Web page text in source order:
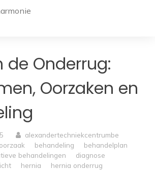
de Onderrug:
Oorzaken en
alexandertechniekcentrumbe
oorzaak behandeling
behandelplan
behandelingen
diagnose
hernia
hernia onderrug